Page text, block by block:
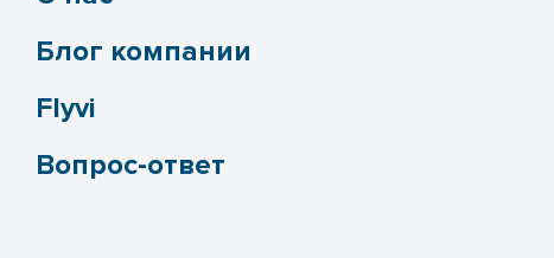
Блог компании
Flyvi
Вопрос-ответ